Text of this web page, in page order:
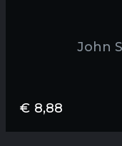
John
€ 8,88